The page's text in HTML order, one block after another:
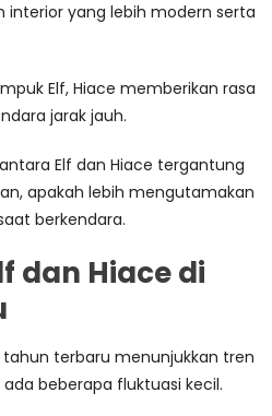
interior yang lebih modern serta
Elf, Hiace memberikan rasa
jarak jauh.
Elf dan Hiace tergantung
apakah lebih mengutamakan
berkendara.
dan Hiace di
tahun terbaru menunjukkan tren
beberapa fluktuasi kecil.